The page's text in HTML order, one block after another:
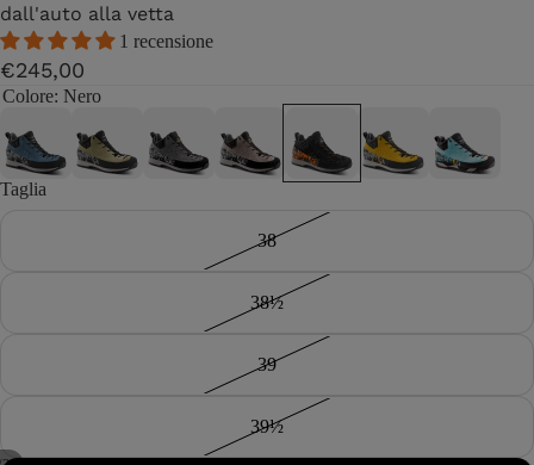
dall'auto alla vetta
1 recensione
€245,00
Colore: Nero
Taglia
38
38½
39
39½